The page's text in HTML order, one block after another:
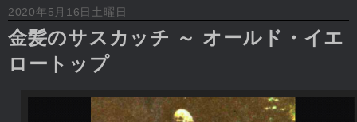
2020年5月16日土曜日
金髪のサスカッチ ～ オールド・イエ
ロートップ